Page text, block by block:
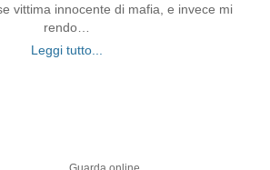
vittima innocente di mafia, e invece mi
rendo…
Leggi tutto...